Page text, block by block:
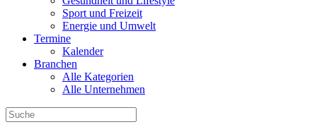
Sport und Freizeit
Energie und Umwelt
Termine
Kalender
Branchen
Alle Kategorien
Alle Unternehmen